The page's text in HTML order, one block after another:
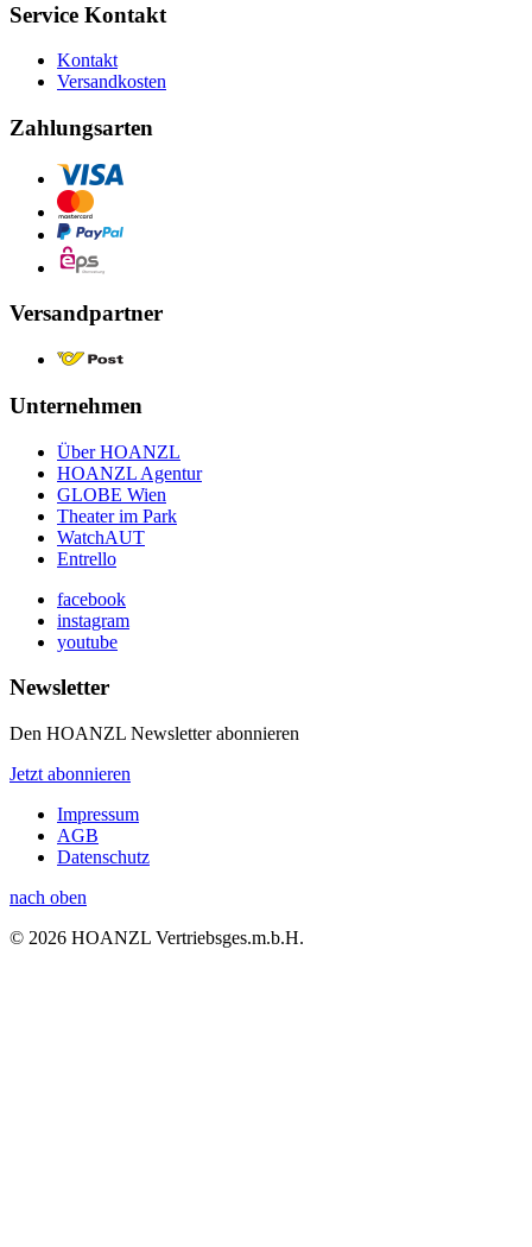
Service Kontakt
Kontakt
Versandkosten
Zahlungsarten
Versandpartner
Unternehmen
Über HOANZL
HOANZL Agentur
GLOBE Wien
Theater im Park
WatchAUT
Entrello
facebook
instagram
youtube
Newsletter
Den HOANZL Newsletter abonnieren
Jetzt abonnieren
Impressum
AGB
Datenschutz
nach oben
© 2026 HOANZL Vertriebsges.m.b.H.